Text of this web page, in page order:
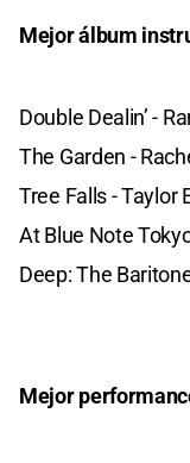
Mejor álbum
Double Dealin’ -
The Garden -
Tree Falls - Taylor
At Blue Note
Deep: The
Mejor